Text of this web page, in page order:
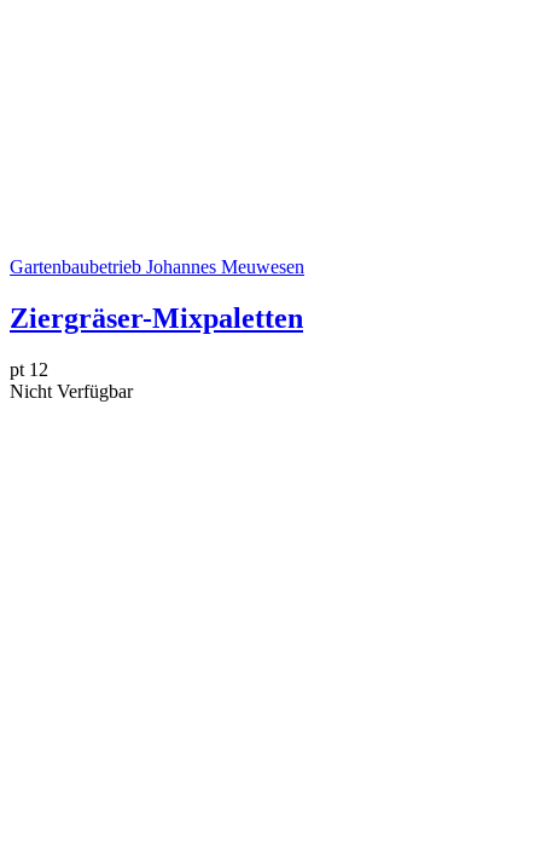
Gartenbaubetrieb Johannes Meuwesen
Ziergräser-Mixpaletten
pt 12
Nicht Verfügbar